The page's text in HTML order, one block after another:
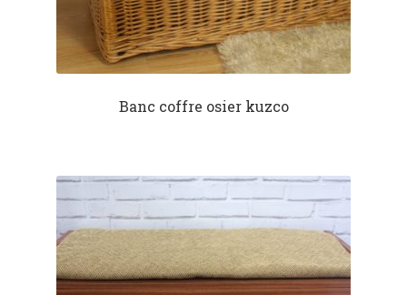
Banc coffre osier kuzco